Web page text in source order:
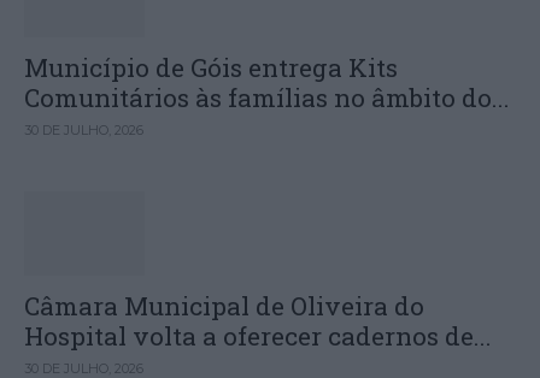
Município de Góis entrega Kits
Comunitários às famílias no âmbito do...
30 DE JULHO, 2026
Câmara Municipal de Oliveira do
Hospital volta a oferecer cadernos de...
30 DE JULHO, 2026